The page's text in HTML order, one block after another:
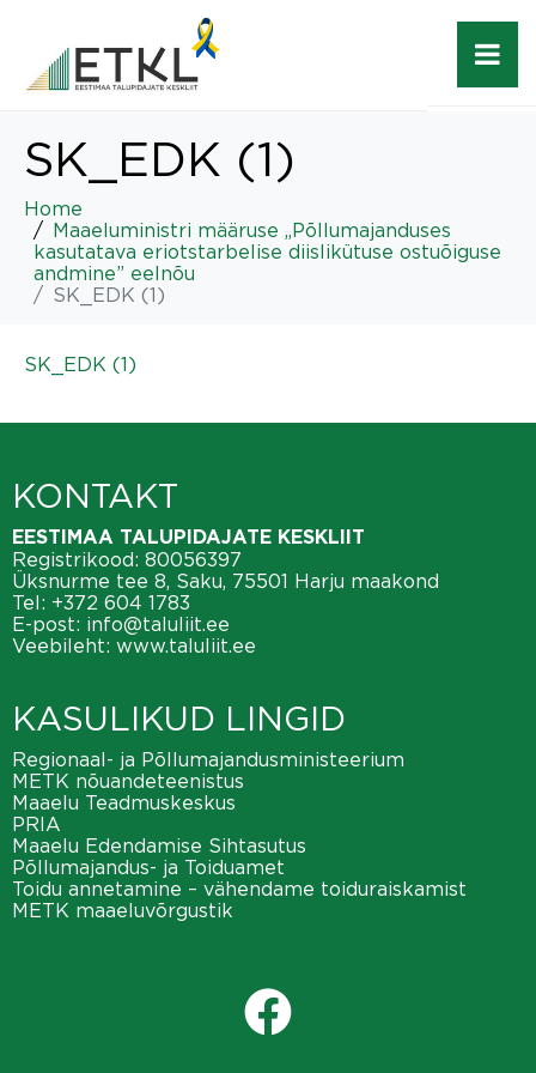
SK_EDK (1)
Home
Maaeluministri määruse „Põllumajanduses
kasutatava eriotstarbelise diislikütuse ostuõiguse
andmine” eelnõu
SK_EDK (1)
SK_EDK (1)
KONTAKT
EESTIMAA TALUPIDAJATE KESKLIIT
Registrikood: 80056397
Üksnurme tee 8, Saku, 75501 Harju maakond
Tel: +372 604 1783
E-post: info@taluliit.ee
Veebileht: www.taluliit.ee
KASULIKUD LINGID
Regionaal- ja Põllumajandusministeerium
METK nõuandeteenistus
Maaelu Teadmuskeskus
PRIA
Maaelu Edendamise Sihtasutus
Põllumajandus- ja Toiduamet
Toidu annetamine – vähendame toiduraiskamist
METK maaeluvõrgustik